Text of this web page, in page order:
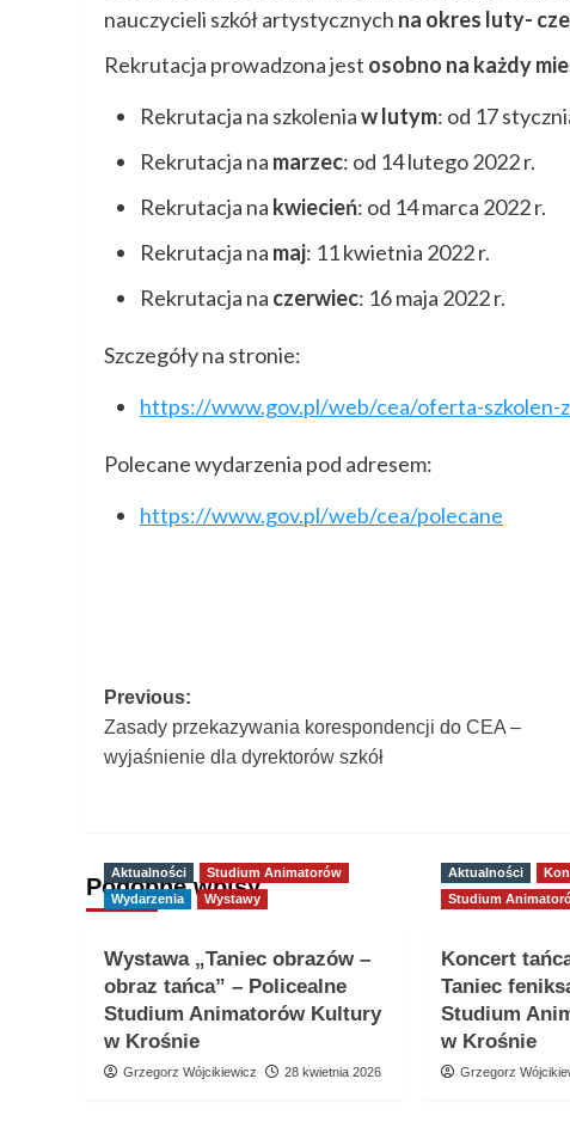
nauczycieli szkół artystycznych na okres luty-
Rekrutacja prowadzona jest osobno na każdy
Rekrutacja na szkoleniaw lutym: od 17
Rekrutacja na marzec: od 14 lutego 2022 r.
Rekrutacja na kwiecień: od 14 marca 2022 r.
Rekrutacja na maj: 11 kwietnia 2022 r.
Rekrutacja na czerwiec: 16 maja 2022 r.
Szczegóły na stronie:
https://www.gov.pl/web/cea/oferta-szkolen-
Polecane wydarzenia pod adresem:
https://www.gov.pl/web/cea/polecane
Post
navigation
Previous:
Zasady przekazywania korespondencji do CEA –
wyjaśnienie dla dyrektorów szkół
Podobne wpisy
Aktualności
Studium Animatorów
Wydarzenia
Wystawy
Wystawa „Taniec obrazów –
obraz tańca” – Policealne
Studium Animatorów Kultury
w Krośnie
Grzegorz Wójcikiewicz 28 kwietnia 2026
Aktualności
Studium
Koncert
Taniec
Studium
w Krośnie
Grzegorz